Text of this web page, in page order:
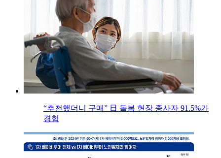
“추천했더니 구매” 日 돌봄 현장 종사자 91.5%가
경험